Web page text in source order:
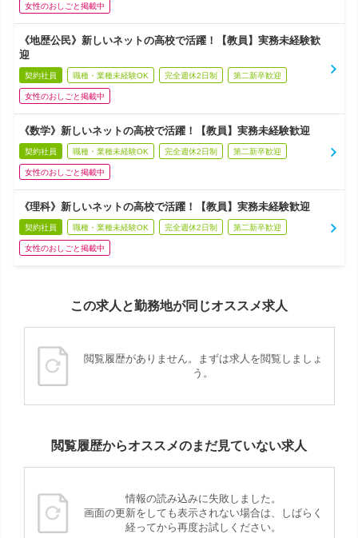
女性のおしごと掲載中
《地歴公民》新しいネットの高校で活躍！【教員】実務未経験歓
迎
契約社員 職種・業種未経験OK 完全週休2日制 第二新卒歓迎
女性のおしごと掲載中
《数学》新しいネットの高校で活躍！【教員】実務未経験歓迎
契約社員 職種・業種未経験OK 完全週休2日制 第二新卒歓迎
女性のおしごと掲載中
《理科》新しいネットの高校で活躍！【教員】実務未経験歓迎
契約社員 職種・業種未経験OK 完全週休2日制 第二新卒歓迎
女性のおしごと掲載中
この求人と勤務地が同じオススメ求人
閲覧履歴がありません。まずは求人を閲覧しましょ
う。
閲覧履歴からオススメのまだ見ていない求人
情報の読み込みに失敗しました。
画面の更新をしても表示されない場合は、しばらく
経ってから再度お試しください。